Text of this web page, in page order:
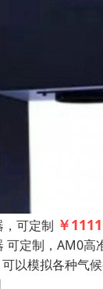
可定制 ￥
可定制，AM0
以模拟各种气